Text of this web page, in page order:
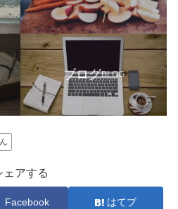
ブログBLOG
ェアする
Facebook はてブ